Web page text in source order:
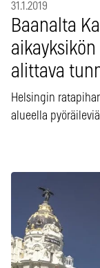
31.1.2019
Baanalta
alittava
Helsingin
alueella